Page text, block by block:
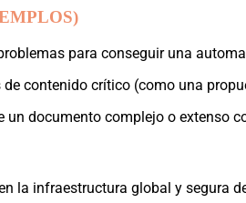
para conseguir una
contenido crítico (como una
un documento complejo o extenso
la infraestructura global y segura